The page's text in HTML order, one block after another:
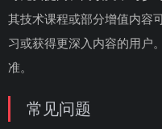
其技术课程或部分增值内容
习或获得更深入内容的用户
准。
常见问题